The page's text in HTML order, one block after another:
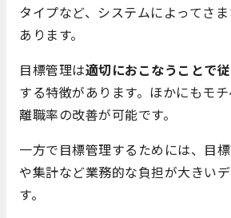
タイプなど、システムによってさ
あります。
目標管理は適切におこなうことで
する特徴があります。ほかにもモ
離職率の改善が可能です。
一方で目標管理するためには、目
や集計など業務的な負担が大きい
す。